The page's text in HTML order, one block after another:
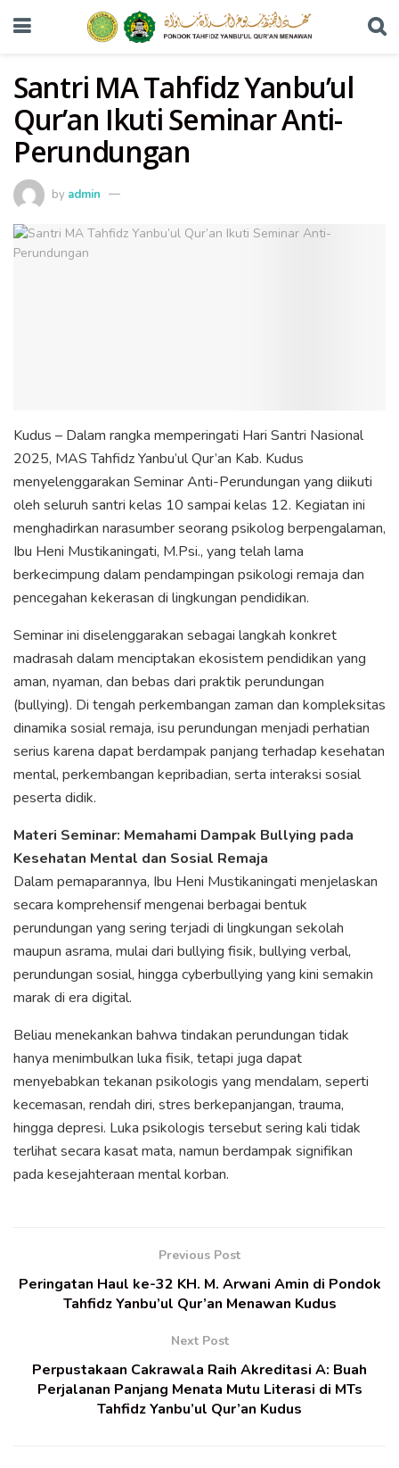
Santri MA Tahfidz Yanbu’ul
Qur’an Ikuti Seminar Anti-
Perundungan
by admin
Kudus – Dalam rangka memperingati Hari Santri Nasional
2025, MAS Tahfidz Yanbu’ul Qur’an Kab. Kudus
menyelenggarakan Seminar Anti-Perundungan yang diikuti
oleh seluruh santri kelas 10 sampai kelas 12. Kegiatan ini
menghadirkan narasumber seorang psikolog berpengalaman,
Ibu Heni Mustikaningati, M.Psi., yang telah lama
berkecimpung dalam pendampingan psikologi remaja dan
pencegahan kekerasan di lingkungan pendidikan.
Seminar ini diselenggarakan sebagai langkah konkret
madrasah dalam menciptakan ekosistem pendidikan yang
aman, nyaman, dan bebas dari praktik perundungan
(bullying). Di tengah perkembangan zaman dan kompleksitas
dinamika sosial remaja, isu perundungan menjadi perhatian
serius karena dapat berdampak panjang terhadap kesehatan
mental, perkembangan kepribadian, serta interaksi sosial
peserta didik.
Materi Seminar: Memahami Dampak Bullying pada
Kesehatan Mental dan Sosial Remaja
Dalam pemaparannya, Ibu Heni Mustikaningati menjelaskan
secara komprehensif mengenai berbagai bentuk
perundungan yang sering terjadi di lingkungan sekolah
maupun asrama, mulai dari bullying fisik, bullying verbal,
perundungan sosial, hingga cyberbullying yang kini semakin
marak di era digital.
Beliau menekankan bahwa tindakan perundungan tidak
hanya menimbulkan luka fisik, tetapi juga dapat
menyebabkan tekanan psikologis yang mendalam, seperti
kecemasan, rendah diri, stres berkepanjangan, trauma,
hingga depresi. Luka psikologis tersebut sering kali tidak
terlihat secara kasat mata, namun berdampak signifikan
pada kesejahteraan mental korban.
Previous Post
Peringatan Haul ke-32 KH. M. Arwani Amin di Pondok
Tahfidz Yanbu’ul Qur’an Menawan Kudus
Next Post
Perpustakaan Cakrawala Raih Akreditasi A: Buah
Perjalanan Panjang Menata Mutu Literasi di MTs
Tahfidz Yanbu’ul Qur’an Kudus